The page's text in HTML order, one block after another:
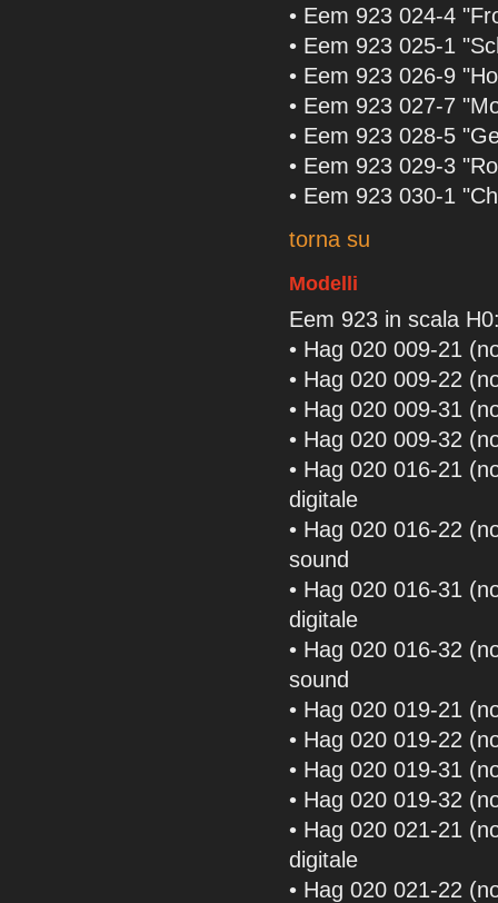
• Eem 923 024-4
• Eem 923 025-1
• Eem 923 026-9
• Eem 923 027-7
• Eem 923 028-5
• Eem 923 029-3
• Eem 923 030-1
torna su
Modelli
Eem 923 in scala
• Hag 020 009-21
• Hag 020 009-22
• Hag 020 009-31
• Hag 020 009-32
• Hag 020 016-21
digitale
• Hag 020 016-22
sound
• Hag 020 016-31
digitale
• Hag 020 016-32
sound
• Hag 020 019-21
• Hag 020 019-22
• Hag 020 019-31
• Hag 020 019-32
• Hag 020 021-21
digitale
• Hag 020 021-22